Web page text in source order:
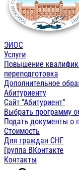
ЭИОС
Услуги
Повышение
переподготовка
Дополнительное
Абитуриенту
Сайт "Абитуриент"
Выбрать программу
Подать документы о
Стоимость
Для граждан СНГ
Группа ВКонтакте
Контакты